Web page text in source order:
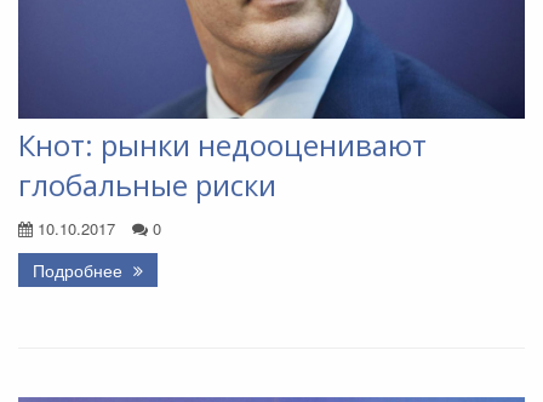
Кнот: рынки недооценивают
глобальные риски
10.10.2017 0
Подробнее